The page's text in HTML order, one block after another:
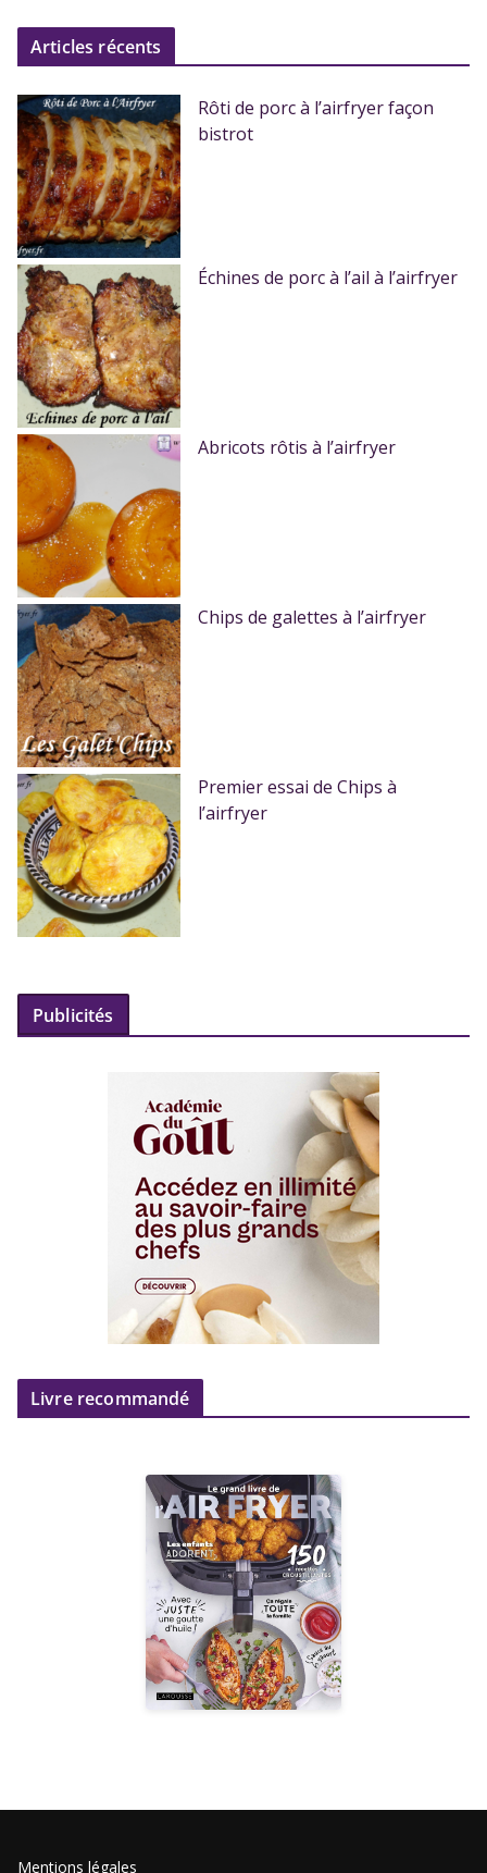
Articles récents
Rôti de porc à l’airfryer façon
bistrot
Échines de porc à l’ail à l’airfryer
Abricots rôtis à l’airfryer
Chips de galettes à l’airfryer
Premier essai de Chips à
l’airfryer
Publicités
Livre recommandé
Mentions légales